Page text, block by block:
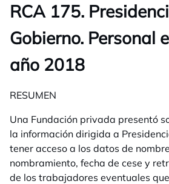
RCA 175.
Gobierno. Personal
año 2018
RESUMEN
Una Fundación privada presentó
la información dirigida a
tener acceso a los datos de
nombramiento, fecha de cese y
de los trabajadores eventuales